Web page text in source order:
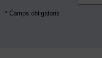
* Camps obligatoris